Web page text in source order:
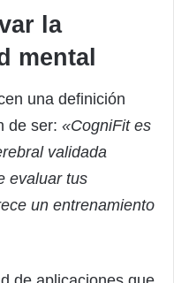
la
mental
una definición
de ser: «CogniFit es
validada
evaluar tus
un entrenamiento